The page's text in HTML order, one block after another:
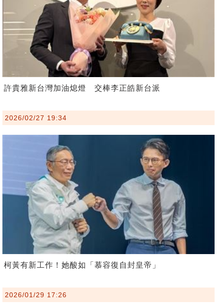
許貴雅新台灣加油熄燈 交棒李正皓新台派
2026/02/27 19:34
柯黃有新工作！她酸如「慕容復自封皇帝」
2026/01/29 17:26